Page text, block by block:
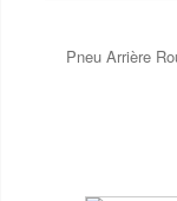
Pneu Arrière